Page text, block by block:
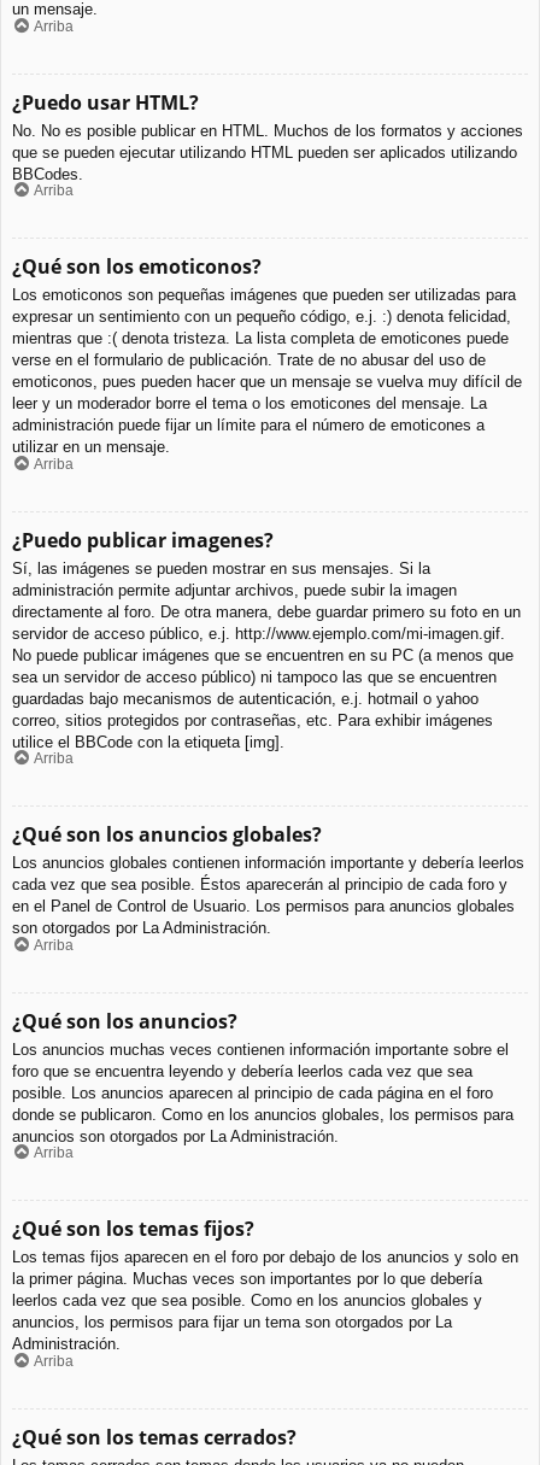
un mensaje.
Arriba
¿Puedo usar HTML?
No. No es posible publicar en HTML. Muchos de los formatos y acciones
que se pueden ejecutar utilizando HTML pueden ser aplicados utilizando
BBCodes.
Arriba
¿Qué son los emoticonos?
Los emoticonos son pequeñas imágenes que pueden ser utilizadas para
expresar un sentimiento con un pequeño código, e.j. :) denota felicidad,
mientras que :( denota tristeza. La lista completa de emoticones puede
verse en el formulario de publicación. Trate de no abusar del uso de
emoticonos, pues pueden hacer que un mensaje se vuelva muy difícil de
leer y un moderador borre el tema o los emoticones del mensaje. La
administración puede fijar un límite para el número de emoticones a
utilizar en un mensaje.
Arriba
¿Puedo publicar imagenes?
Sí, las imágenes se pueden mostrar en sus mensajes. Si la
administración permite adjuntar archivos, puede subir la imagen
directamente al foro. De otra manera, debe guardar primero su foto en un
servidor de acceso público, e.j. http://www.ejemplo.com/mi-imagen.gif.
No puede publicar imágenes que se encuentren en su PC (a menos que
sea un servidor de acceso público) ni tampoco las que se encuentren
guardadas bajo mecanismos de autenticación, e.j. hotmail o yahoo
correo, sitios protegidos por contraseñas, etc. Para exhibir imágenes
utilice el BBCode con la etiqueta [img].
Arriba
¿Qué son los anuncios globales?
Los anuncios globales contienen información importante y debería leerlos
cada vez que sea posible. Éstos aparecerán al principio de cada foro y
en el Panel de Control de Usuario. Los permisos para anuncios globales
son otorgados por La Administración.
Arriba
¿Qué son los anuncios?
Los anuncios muchas veces contienen información importante sobre el
foro que se encuentra leyendo y debería leerlos cada vez que sea
posible. Los anuncios aparecen al principio de cada página en el foro
donde se publicaron. Como en los anuncios globales, los permisos para
anuncios son otorgados por La Administración.
Arriba
¿Qué son los temas fijos?
Los temas fijos aparecen en el foro por debajo de los anuncios y solo en
la primer página. Muchas veces son importantes por lo que debería
leerlos cada vez que sea posible. Como en los anuncios globales y
anuncios, los permisos para fijar un tema son otorgados por La
Administración.
Arriba
¿Qué son los temas cerrados?